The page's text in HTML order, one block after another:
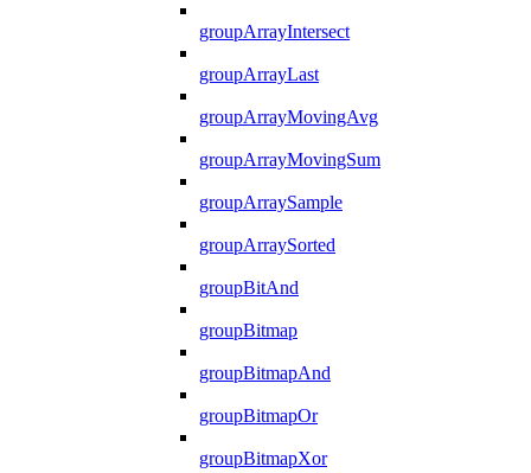
groupArrayIntersect
groupArrayLast
groupArrayMovingAvg
groupArrayMovingSum
groupArraySample
groupArraySorted
groupBitAnd
groupBitmap
groupBitmapAnd
groupBitmapOr
groupBitmapXor